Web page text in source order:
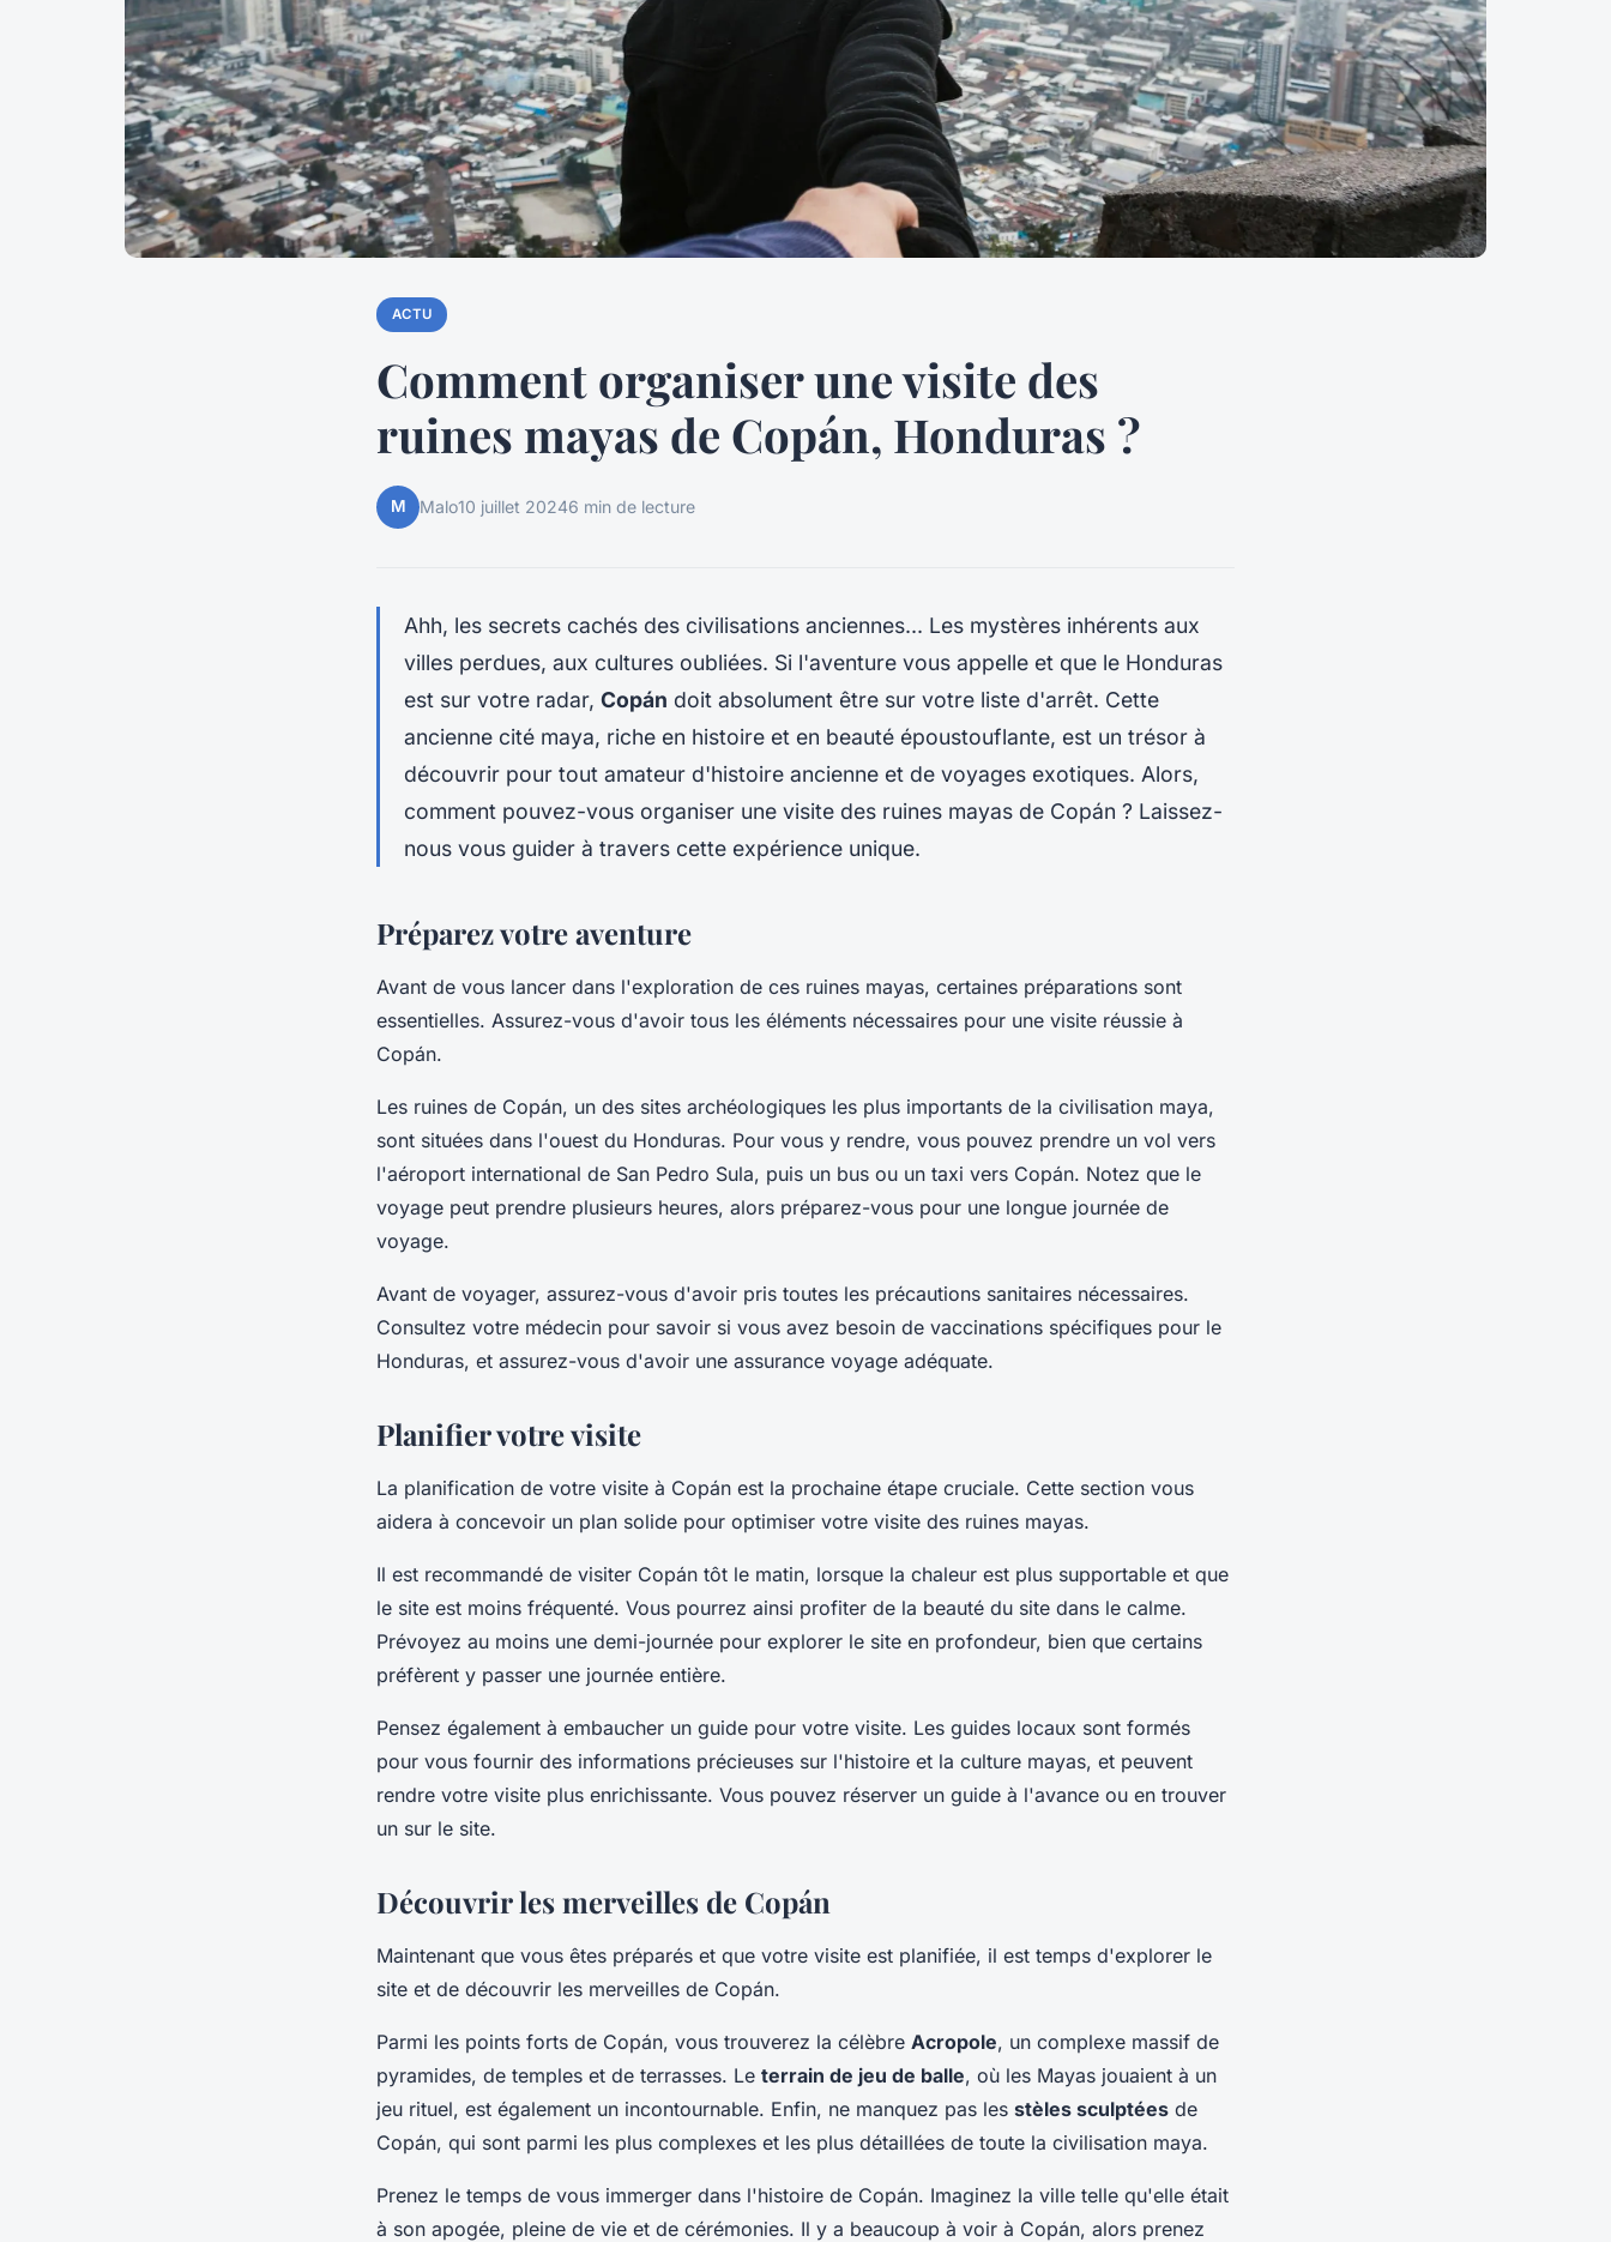
ACTU
Comment organiser une visite des
ruines mayas de Copán, Honduras ?
M Malo10 juillet 20246 min de lecture
Ahh, les secrets cachés des civilisations anciennes... Les mystères inhérents aux
villes perdues, aux cultures oubliées. Si l'aventure vous appelle et que le Honduras
est sur votre radar, Copán doit absolument être sur votre liste d'arrêt. Cette
ancienne cité maya, riche en histoire et en beauté époustouflante, est un trésor à
découvrir pour tout amateur d'histoire ancienne et de voyages exotiques. Alors,
comment pouvez-vous organiser une visite des ruines mayas de Copán ? Laissez-
nous vous guider à travers cette expérience unique.
Préparez votre aventure
Avant de vous lancer dans l'exploration de ces ruines mayas, certaines préparations sont
essentielles. Assurez-vous d'avoir tous les éléments nécessaires pour une visite réussie à
Copán.
Les ruines de Copán, un des sites archéologiques les plus importants de la civilisation maya,
sont situées dans l'ouest du Honduras. Pour vous y rendre, vous pouvez prendre un vol vers
l'aéroport international de San Pedro Sula, puis un bus ou un taxi vers Copán. Notez que le
voyage peut prendre plusieurs heures, alors préparez-vous pour une longue journée de
voyage.
Avant de voyager, assurez-vous d'avoir pris toutes les précautions sanitaires nécessaires.
Consultez votre médecin pour savoir si vous avez besoin de vaccinations spécifiques pour le
Honduras, et assurez-vous d'avoir une assurance voyage adéquate.
Planifier votre visite
La planification de votre visite à Copán est la prochaine étape cruciale. Cette section vous
aidera à concevoir un plan solide pour optimiser votre visite des ruines mayas.
Il est recommandé de visiter Copán tôt le matin, lorsque la chaleur est plus supportable et que
le site est moins fréquenté. Vous pourrez ainsi profiter de la beauté du site dans le calme.
Prévoyez au moins une demi-journée pour explorer le site en profondeur, bien que certains
préfèrent y passer une journée entière.
Pensez également à embaucher un guide pour votre visite. Les guides locaux sont formés
pour vous fournir des informations précieuses sur l'histoire et la culture mayas, et peuvent
rendre votre visite plus enrichissante. Vous pouvez réserver un guide à l'avance ou en trouver
un sur le site.
Découvrir les merveilles de Copán
Maintenant que vous êtes préparés et que votre visite est planifiée, il est temps d'explorer le
site et de découvrir les merveilles de Copán.
Parmi les points forts de Copán, vous trouverez la célèbre Acropole, un complexe massif de
pyramides, de temples et de terrasses. Le terrain de jeu de balle, où les Mayas jouaient à un
jeu rituel, est également un incontournable. Enfin, ne manquez pas les stèles sculptées de
Copán, qui sont parmi les plus complexes et les plus détaillées de toute la civilisation maya.
Prenez le temps de vous immerger dans l'histoire de Copán. Imaginez la ville telle qu'elle était
à son apogée, pleine de vie et de cérémonies. Il y a beaucoup à voir à Copán, alors prenez